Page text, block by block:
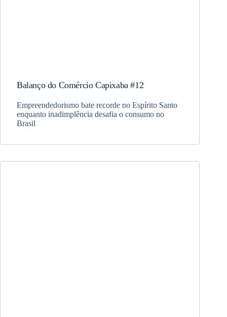
Balanço do Comércio Capixaba #12
Empreendedorismo bate recorde no Espírito Santo
enquanto inadimplência desafia o consumo no
Brasil